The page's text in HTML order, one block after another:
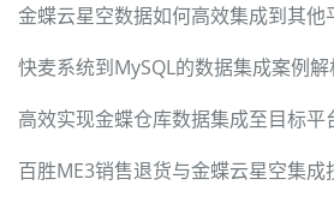
金蝶云星空数据如何高效集成到其他
快麦系统到MySQL的数据集成案例解
高效实现金蝶仓库数据集成至目标平
百胜ME3销售退货与金蝶云星空集成